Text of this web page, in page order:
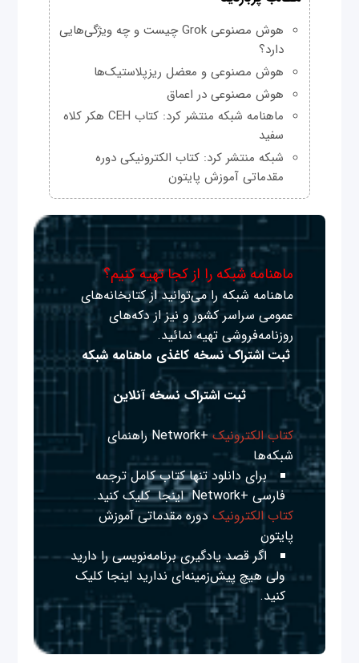
هوش مصنوعی Grok چیست و چه ویژگی‌هایی
دارد؟
هوش مصنوعی و معضل ریزپلاستیک‌ها
هوش مصنوعی در اعماق
ماهنامه شبکه منتشر کرد: کتاب CEH هکر کلاه
سفید
شبکه منتشر کرد: کتاب الکترونیکی دوره
مقدماتی آموزش پایتون
ماهنامه شبکه را از کجا تهیه کنیم؟
ماهنامه شبکه را می‌توانید از کتابخانه‌های
عمومی سراسر کشور و نیز از دکه‌های
روزنامه‌فروشی تهیه نمائید.
ثبت اشتراک نسخه کاغذی ماهنامه شبکه
ثبت اشتراک نسخه آنلاین
کتاب الکترونیک
+Network راهنمای
شبکه‌ها
برای دانلود تنها کتاب کامل ترجمه
فارسی +Network
اینجا کلیک کنید.
کتاب الکترونیک دوره مقدماتی آموزش
پایتون
اگر قصد یادگیری برنامه‌نویسی را دارید
ولی هیچ پیش‌زمینه‌ای نداریداینجا کلیک
کنید.